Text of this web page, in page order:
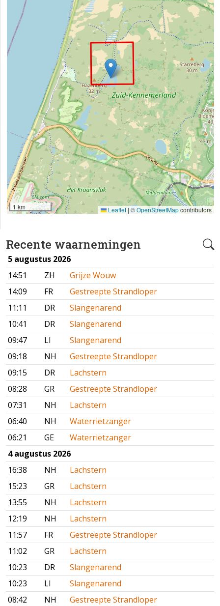
Recente waarnemingen
5 augustus 2026
14:51
ZH
Grijze Wouw
14:09
FR
Gestreepte Strandloper
11:11
DR
Slangenarend
10:41
DR
Slangenarend
09:47
LI
Slangenarend
09:18
NH
Gestreepte Strandloper
09:15
DR
Lachstern
08:28
GR
Gestreepte Strandloper
07:31
NH
Lachstern
06:40
NH
Waterrietzanger
06:21
GE
Waterrietzanger
4 augustus 2026
16:38
NH
Lachstern
15:23
GR
Lachstern
13:55
NH
Lachstern
12:19
NH
Lachstern
11:57
FR
Gestreepte Strandloper
11:02
GR
Lachstern
10:23
DR
Slangenarend
10:23
LI
Slangenarend
08:42
NH
Gestreepte Strandloper
1 km Leaflet | ©OpenStreetMapcontributors